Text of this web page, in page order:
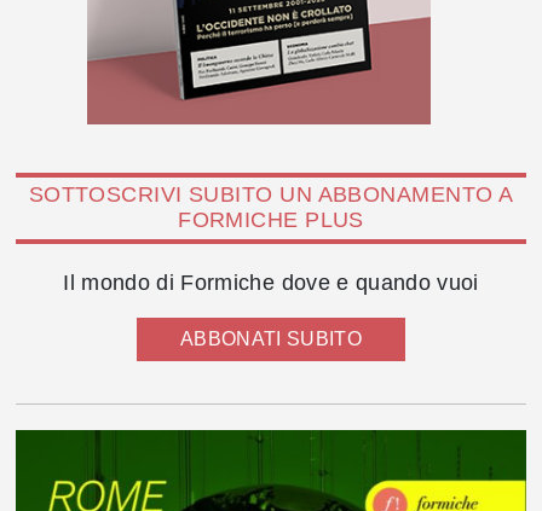
SOTTOSCRIVI SUBITO UN ABBONAMENTO A
FORMICHE PLUS
Il mondo di Formiche dove e quando vuoi
ABBONATI SUBITO